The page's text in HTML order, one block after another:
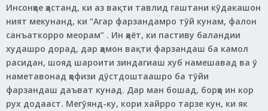
Инсонҳое ҳастанд, ки аз вақти тавлид гаштани кӯдакашон
ният мекунанд, ки “Агар фарзандамро тӯй кунам, фалон
санъаткорро меорам” . Ин ҳаёт, ки пастиву баландии
худашро дорад, дар ҳамон вақти фарзандаш ба камол
расидан, шояд шароити зиндагиаш хуб намешавад ва ӯ
наметавонад ҳофизи дӯстдоштаашро ба тӯйи
фарзандаш даъват кунад. Дар ман бошад, борҳо ин кор
рух додааст. Мегӯянд-ку, кори хайрро тарзе кун, ки як